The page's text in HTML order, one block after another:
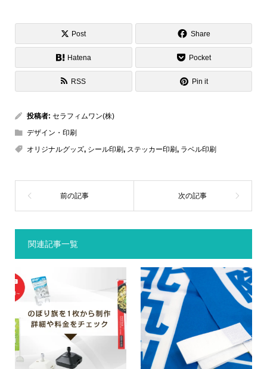
Post Share
Hatena Pocket
RSS Pin it
投稿者: セラフィムワン(株)
デザイン・印刷
オリジナルグッズ, シール印刷, ステッカー印刷, ラベル印刷
関連記事一覧